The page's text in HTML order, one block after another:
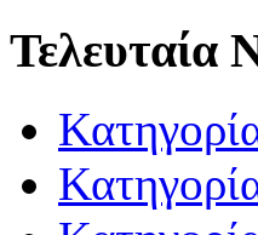
Τελευταία